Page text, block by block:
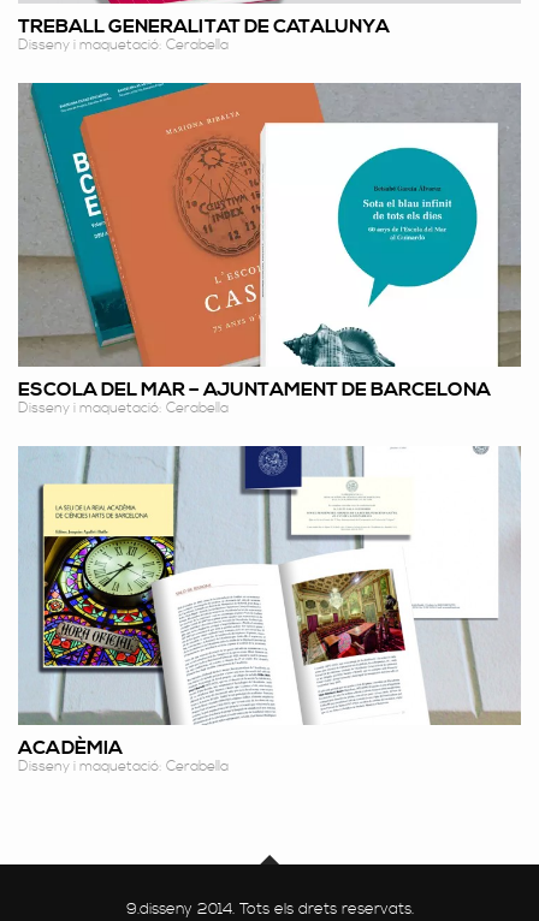
TREBALL GENERALITAT DE CATALUNYA
Disseny i maquetació: Cerabella
ESCOLA DEL MAR – AJUNTAMENT DE BARCELONA
Disseny i maquetació: Cerabella
ACADÈMIA
Disseny i maquetació: Cerabella
9.disseny 2014. Tots els drets reservats.